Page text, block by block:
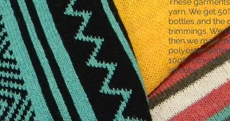
yarn. We get
bottles and the
trimmings. We
then we make
polyester
100% recycled.
sweaters.